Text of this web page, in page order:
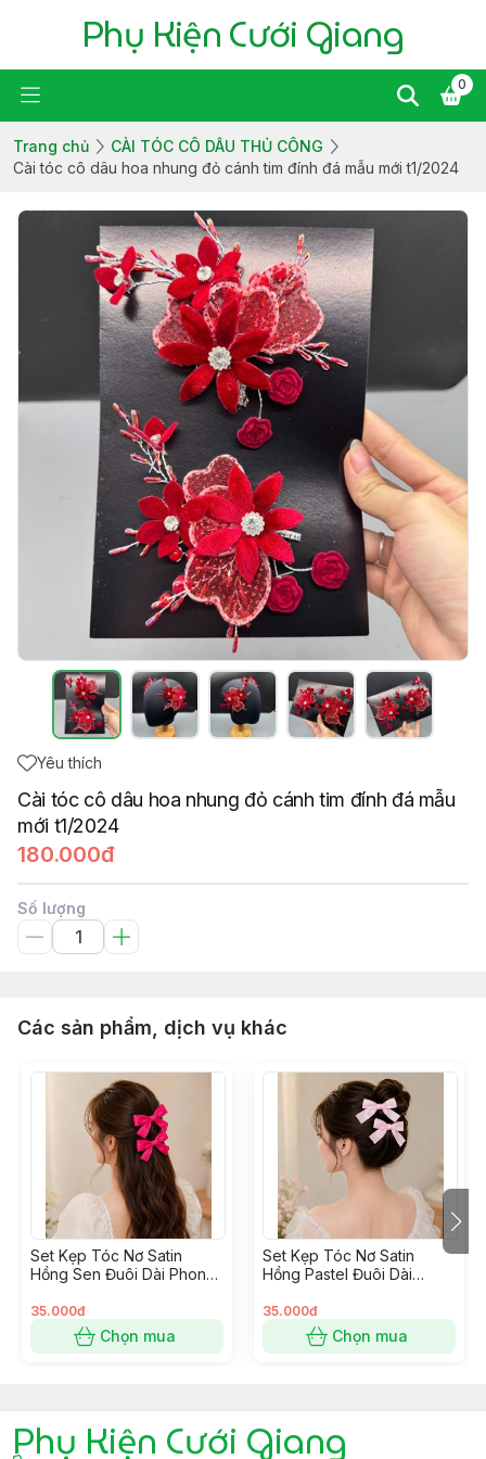
Phụ Kiện Cưới Giang
0
Trang chủ
CÀI TÓC CÔ DÂU THỦ CÔNG
Cài tóc cô dâu hoa nhung đỏ cánh tim đính đá mẫu mới t1/2024
Yêu thích
Cài tóc cô dâu hoa nhung đỏ cánh tim đính đá mẫu
mới t1/2024
180.000đ
Số lượng
Các sản phẩm, dịch vụ khác
Set Kẹp Tóc Nơ Satin
Hồng Sen Đuôi Dài Phong
35.000đ
Chọn mua
Set Kẹp Tóc Nơ Satin
Hồng Pastel Đuôi Dài
35.000đ
Chọn mua
Phụ Kiện Cưới Giang